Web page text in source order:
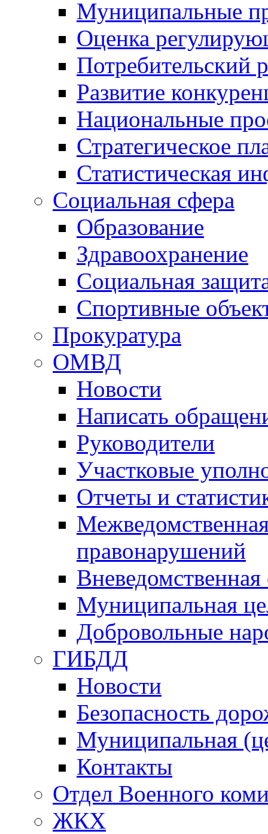
Муниципальные
Оценка
Потребительский
Развитие
Национальные
Стратегическое
Статистическая
Социальная сфера
Образование
Здравоохранение
Социальная
Спортивные
Прокуратура
ОМВД
Новости
Написать
Руководители
Участковые
Отчеты и
правонарушений
Вневедомственная
Муниципальная
Добровольные
ГИБДД
Новости
Безопасность
Муниципальная
Контакты
Отдел Военного
ЖКХ